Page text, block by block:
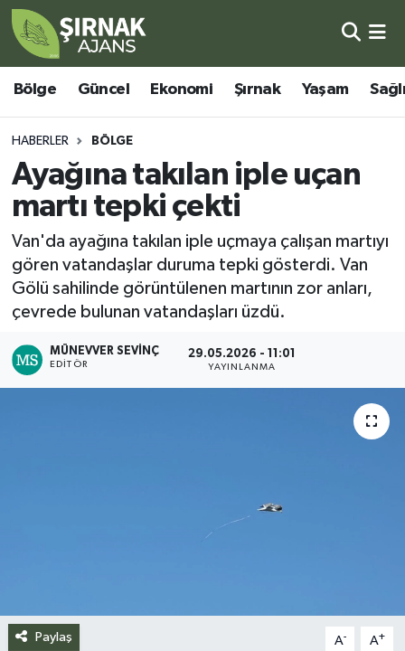
Bölge Güncel Ekonomi Şırnak Yaşam
HABERLER BÖLGE
Ayağına takılan iple uçan
martı tepki çekti
Van'da ayağına takılan iple uçmaya çalışan martıyı
gören vatandaşlar duruma tepki gösterdi. Van
Gölü sahilinde görüntülenen martının zor anları,
çevrede bulunan vatandaşları üzdü.
MÜNEVVER SEVINÇ
EDITÖR
29.05.2026 - 11:01
YAYINLANMA
Paylaş A- A+
Bölge
Güncel
Ekonomi
Şırnak
Yaşam
Sağlık
Eğitim
Kültür - Sanat
Şırnak Nöbetçi Eczaneler
Şırnak Hava Durumu
Şirnak Namaz Vakitleri
Şırnak Trafik Yoğunluk Haritası
Süper Lig Puan Durumu ve Fikstür
Tüm Manşetler
Son Dakika Haberleri
Haber Arşivi